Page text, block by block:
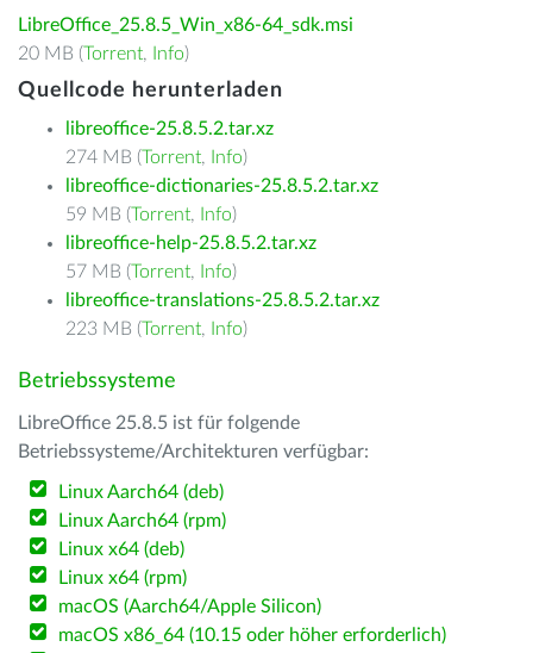
LibreOffice_25.8.5_Win_x86-64_sdk.msi
20 MB (Torrent, Info)
Quellcode herunterladen
libreoffice-25.8.5.2.tar.xz
274 MB (Torrent, Info)
libreoffice-dictionaries-25.8.5.2.tar.xz
59 MB (Torrent, Info)
libreoffice-help-25.8.5.2.tar.xz
57 MB (Torrent, Info)
libreoffice-translations-25.8.5.2.tar.xz
223 MB (Torrent, Info)
Betriebssysteme
LibreOffice 25.8.5 ist für folgende
Betriebssysteme/Architekturen verfügbar:
Linux Aarch64 (deb)
Linux Aarch64 (rpm)
Linux x64 (deb)
Linux x64 (rpm)
macOS (Aarch64/Apple Silicon)
macOS x86_64 (10.15 oder höher erforderlich)